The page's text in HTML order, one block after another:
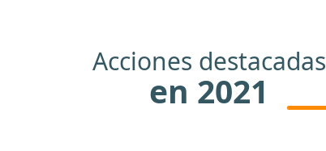
Acciones destacadas
en 2021